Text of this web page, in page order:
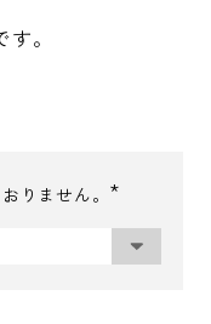
。
りません。
須